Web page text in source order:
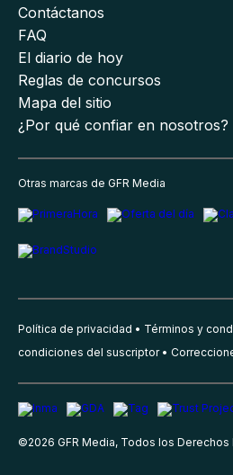
Contáctanos
FAQ
El diario de hoy
Reglas de concursos
Mapa del sitio
¿Por qué confiar en nosotros?
Otras marcas de GFR Media
Política de privacidad Términos y
condiciones del suscriptor
©2026 GFR Media, Todos los Derechos